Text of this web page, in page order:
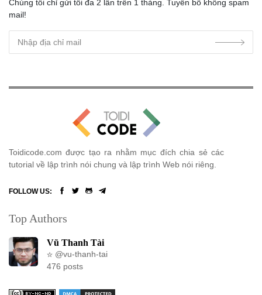
Chúng tôi chỉ gửi tối đa 2 lần trên 1 tháng. Tuyên bố không spam
mail!
Toidicode.com được tạo ra nhằm mục đích chia sẻ các
tutorial về lập trình nói chung và lập trình Web nói riêng.
FOLLOW US:
Top Authors
Vũ Thanh Tài
@vu-thanh-tai
476 posts